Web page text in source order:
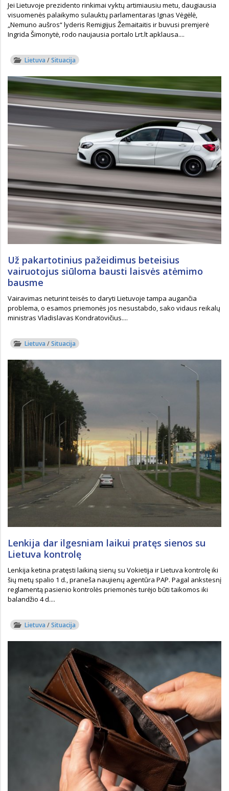
Jei Lietuvoje prezidento rinkimai vyktų artimiausiu metu, daugiausia
visuomenės palaikymo sulauktų parlamentaras Ignas Vėgėlė,
„Nemuno aušros“ lyderis Remigijus Žemaitaitis ir buvusi premjerė
Ingrida Šimonytė, rodo naujausia portalo Lrt.lt apklausa....
Lietuva /Situacija
Už pakartotinius pažeidimus beteisius
vairuotojus siūloma bausti laisvės atėmimo
bausme
Vairavimas neturint teisės to daryti Lietuvoje tampa augančia
problema, o esamos priemonės jos nesustabdo, sako vidaus reikalų
ministras Vladislavas Kondratovičius....
Lietuva /Situacija
Lenkija dar ilgesniam laikui pratęs sienos su
Lietuva kontrolę
Lenkija ketina pratęsti laikiną sienų su Vokietija ir Lietuva kontrolę iki
šių metų spalio 1 d., praneša naujienų agentūra PAP. Pagal ankstesnį
reglamentą pasienio kontrolės priemonės turėjo būti taikomos iki
balandžio 4 d....
Lietuva /Situacija